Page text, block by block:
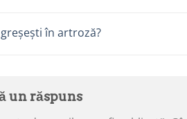
greșești în artroză?
un răspuns